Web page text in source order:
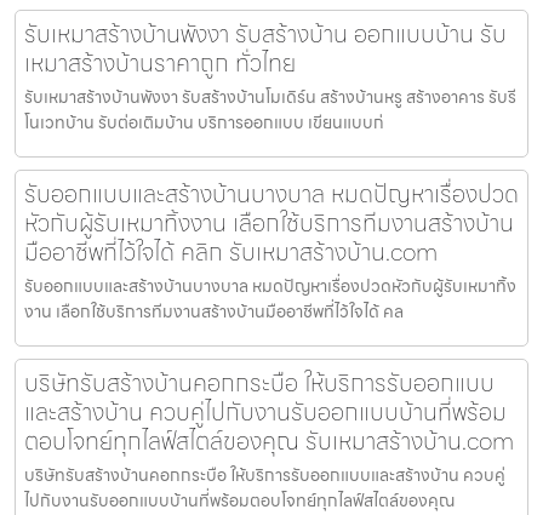
รับเหมาสร้างบ้านพังงา รับสร้างบ้าน ออกแบบบ้าน รับ
เหมาสร้างบ้านราคาถูก ทั่วไทย
รับเหมาสร้างบ้านพังงา รับสร้างบ้านโมเดิร์น สร้างบ้านหรู สร้างอาคาร รับรี
โนเวทบ้าน รับต่อเติมบ้าน บริการออกแบบ เขียนแบบก่
รับออกแบบและสร้างบ้านบางบาล หมดปัญหาเรื่องปวด
หัวกับผู้รับเหมาทิ้งงาน เลือกใช้บริการทีมงานสร้างบ้าน
มืออาชีพที่ไว้ใจได้ คลิก รับเหมาสร้างบ้าน.com
รับออกแบบและสร้างบ้านบางบาล หมดปัญหาเรื่องปวดหัวกับผู้รับเหมาทิ้ง
งาน เลือกใช้บริการทีมงานสร้างบ้านมืออาชีพที่ไว้ใจได้ คล
บริษัทรับสร้างบ้านคอกกระบือ ให้บริการรับออกแบบ
และสร้างบ้าน ควบคู่ไปกับงานรับออกแบบบ้านที่พร้อม
ตอบโจทย์ทุกไลฟ์สไตล์ของคุณ รับเหมาสร้างบ้าน.com
บริษัทรับสร้างบ้านคอกกระบือ ให้บริการรับออกแบบและสร้างบ้าน ควบคู่
ไปกับงานรับออกแบบบ้านที่พร้อมตอบโจทย์ทุกไลฟ์สไตล์ของคุณ